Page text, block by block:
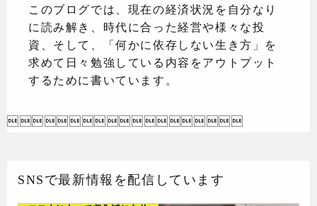
このブログでは、現在の経済状況を自分なり
に読み解き、時代に合った経営や様々な投
資、そして、「何かに依存しない生き方」を
求めて日々勉強している内容をアウトプット
するために書いています。

SNSで最新情報を配信しています